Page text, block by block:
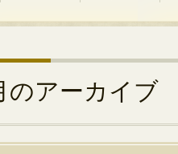
のアーカイブ